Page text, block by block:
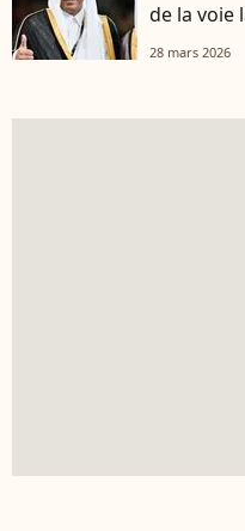
de la voie
28 mars 2026